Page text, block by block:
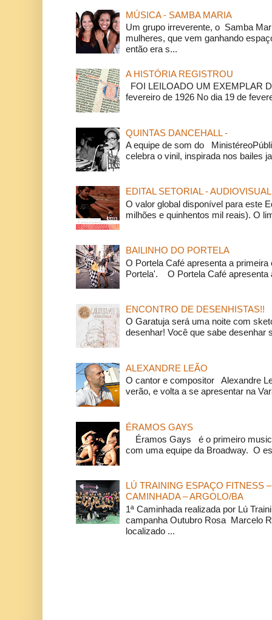
MÚSICA - SAMBA MARIA
Um grupo irreverente, o Samba
mulheres, que vem ganhando
então era s...
A HISTÓRIA REGISTROU
FOI LEILOADO UM EXEMPLAR
fevereiro de 1926 No dia 19 de
QUINTAS DANCEHALL -
A equipe de som do
celebra o vinil, inspirada nos bailes
EDITAL SETORIAL - AUDIOVISUAL
O valor global disponível para este
milhões e quinhentos mil reais). O
BAILINHO DO PORTELA
O Portela Café apresenta a
Portela'. O Portela Café apresenta
ENCONTRO DE DESENHISTAS!!
O Garatuja será uma noite com
desenhar! Você que sabe desenhar
ALEXANDRE LEÃO
O cantor e compositor Alexandre
verão, e volta a se apresentar na
ÉRAMOS GAYS
Éramos Gays é o primeiro
com uma equipe da Broadway. O
LÚ TRAINING ESPAÇO FITNESS
CAMINHADA – ARGOLO/BA
1ª Caminhada realizada por Lú
campanha Outubro Rosa Marcelo
localizado ...